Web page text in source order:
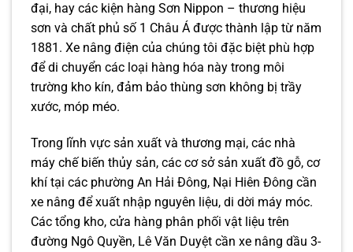
đại, hay các kiện hàng Sơn Nippon – thương hiệu
sơn và chất phủ số 1 Châu Á được thành lập từ năm
1881. Xe nâng điện của chúng tôi đặc biệt phù hợp
để di chuyển các loại hàng hóa này trong môi
trường kho kín, đảm bảo thùng sơn không bị trầy
xước, móp méo.
Trong lĩnh vực sản xuất và thương mại, các nhà
máy chế biến thủy sản, các cơ sở sản xuất đồ gỗ, cơ
khí tại các phường An Hải Đông, Nại Hiên Đông cần
xe nâng để xuất nhập nguyên liệu, di dời máy móc.
Các tổng kho, cửa hàng phân phối vật liệu trên
đường Ngô Quyền, Lê Văn Duyệt cần xe nâng dầu 3-